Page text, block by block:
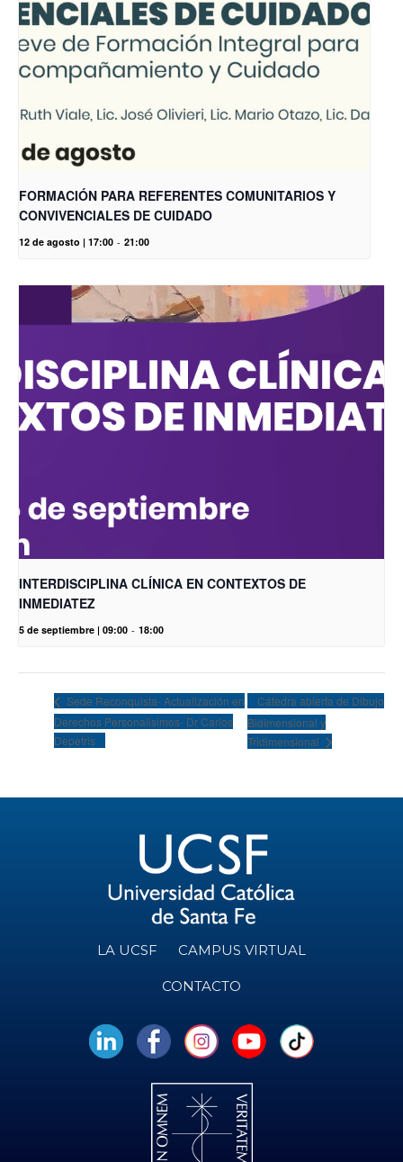
FORMACIÓN PARA REFERENTES COMUNITARIOS Y
CONVIVENCIALES DE CUIDADO
12 de agosto | 17:00 - 21:00
INTERDISCIPLINA CLÍNICA EN CONTEXTOS DE
INMEDIATEZ
5 de septiembre | 09:00 - 18:00
Sede Reconquista- Actualización en
Derechos Personalisimos- Dr Carlos
Depetris
Cátedra abierta de Dibujo
Bidimensional y
Tridimensional
LA UCSF CAMPUS VIRTUAL
CONTACTO